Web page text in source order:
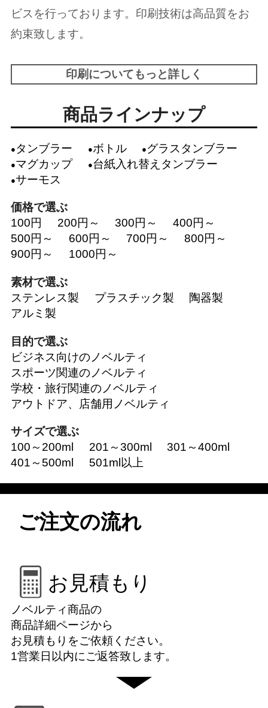
ビスを行っております。印刷技術は高品質をお
約束致します。
印刷についてもっと詳しく
商品ラインナップ
タンブラー ボトル
グラスタンブラー
マグカップ
台紙入れ替えタンブラー
サーモス
価格で選ぶ
100円
200円～ 300円～
400円～
500円～
600円～ 700円～
800円～
900円～
1000円～
素材で選ぶ
ステンレス製
プラスチック製
陶器製
アルミ製
目的で選ぶ
ビジネス向けのノベルティ
スポーツ関連のノベルティ
学校・旅行関連のノベルティ
アウトドア、店舗用ノベルティ
サイズで選ぶ
100～200ml
201～300ml
301～400ml
401～500ml
501ml以上
ご注文の流れ
お見積もり
ノベルティ商品の
商品詳細ページから
お見積もりをご依頼ください。
1営業日以内にご返答致します。